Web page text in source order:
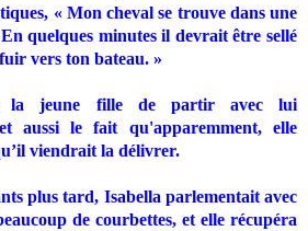
« Mon cheval se trouve dans une
quelques minutes il devrait être sellé
vers ton bateau. »
la jeune fille de partir avec lui
aussi le fait qu'apparemment, elle
viendrait la délivrer.
plus tard, Isabella parlementait avec
de courbettes, et elle récupéra